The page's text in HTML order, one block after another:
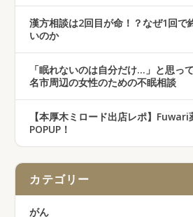
漢方相談は2回目が命！？なぜ1回で
いのか
「眠れないのは自分だけ…」と思っ
名市周辺の女性のための不眠相談
【本厚木ミロード出店レポ】
POPUP！
カテゴリー
がん